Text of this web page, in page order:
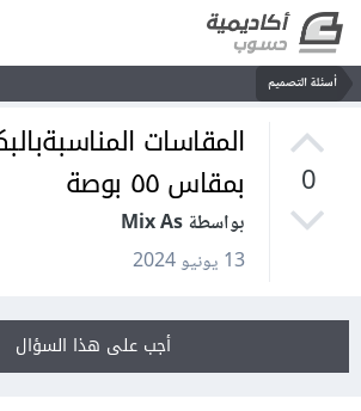
أسئلة التصميم
0
المقاسات
بمقاس ٥٥ بوصة
بواسطة Mix As
13 يونيو 2024
أجب على هذا السؤال